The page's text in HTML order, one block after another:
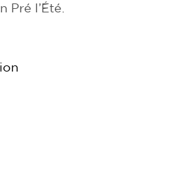
Pré l’Été.